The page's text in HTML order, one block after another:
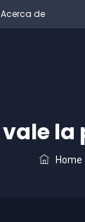
Acerca de
vale la
Home